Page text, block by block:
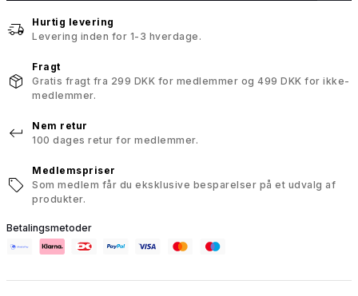
Hurtig levering
Levering inden for 1-3 hverdage.
Fragt
Gratis fragt fra 299 DKK for medlemmer og 499 DKK for ikke-
medlemmer.
Nem retur
100 dages retur for medlemmer.
Medlemspriser
Som medlem får du eksklusive besparelser på et udvalg af
produkter.
Betalingsmetoder